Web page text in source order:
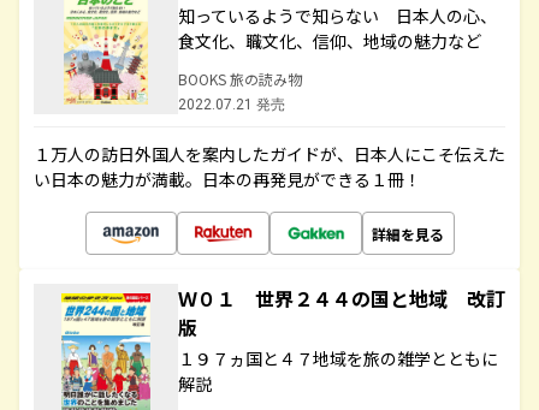
知っているようで知らない 日本人の心、
食文化、職文化、信仰、地域の魅力など
BOOKS 旅の読み物
2022.07.21 発売
１万人の訪日外国人を案内したガイドが、日本人にこそ伝えた
い日本の魅力が満載。日本の再発見ができる１冊！
詳細を見る
Ｗ０１ 世界２４４の国と地域 改訂
版
１９７ヵ国と４７地域を旅の雑学とともに
解説